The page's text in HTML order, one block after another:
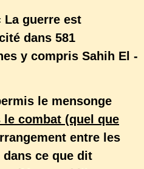
guerre est
dans 581
y compris Sahih El -
le mensonge
le combat (quel que
entre les
ce que dit